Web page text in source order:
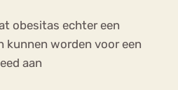
obesitas echter een
kunnen worden voor een
aan